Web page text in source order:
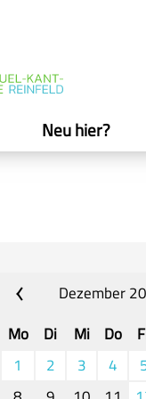
Neu hier?
Dezember
Mo
Di Mi Do
1
2 3 4